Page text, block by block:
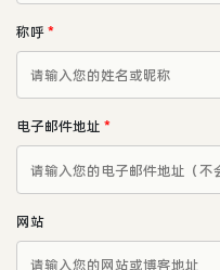
称呼*
电子邮件地址 *
网站